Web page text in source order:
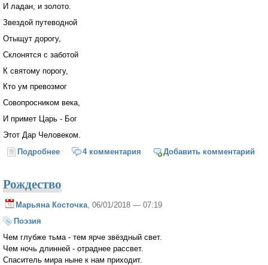
И ладан, и золото.
Звездой путеводной
Отыщут дорогу,
Склонятся с заботой
К святому порогу,
Кто ум превозмог
Совопросником века,
И примет Царь - Бог
Этот Дар Человеком.
Подробнее о Дары волхвов
4 комментария Добавить комментарий
Рождество
Марьяна Косточка, 06/01/2018 — 07:19
Поэзия
Чем глубже тьма - тем ярче звёздный свет.
Чем ночь длинней - отраднее рассвет.
Спаситель мира ныне к нам приходит.